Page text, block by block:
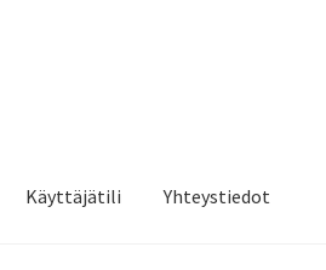
Käyttäjätili Yhteystiedot